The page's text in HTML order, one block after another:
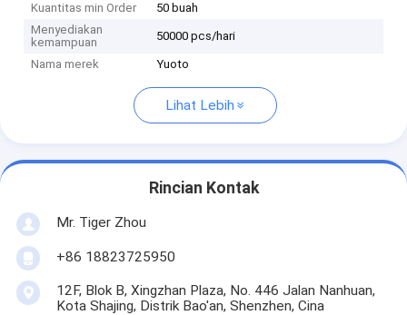
Kuantitas min Order
50 buah
Menyediakan
kemampuan
50000 pcs/hari
Nama merek Yuoto
Lihat Lebih
Rincian Kontak
Mr. Tiger Zhou
+86 18823725950
12F, Blok B, Xingzhan Plaza, No. 446 Jalan Nanhuan,
Kota Shajing, Distrik Bao'an, Shenzhen, Cina